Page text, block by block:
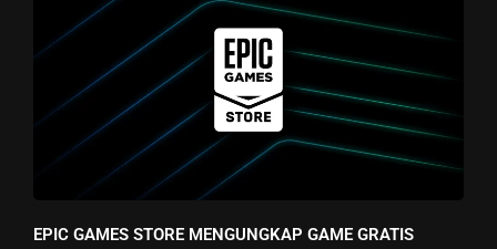
EPIC GAMES STORE MENGUNGKAP GAME GRATIS